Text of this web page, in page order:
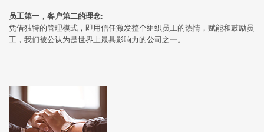
员工第一，客户第二的理念:
凭借独特的管理模式，即用信任激发整个组织员工的热情，赋能和鼓励员
工，我们被公认为是世界上最具影响力的公司之一。